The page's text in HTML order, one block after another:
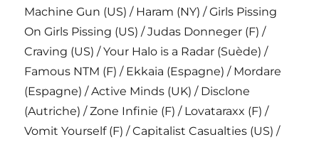
Machine Gun (US) / Haram (NY) / Girls Pissing
On Girls Pissing (US) / Judas Donneger (F) /
Craving (US) / Your Halo is a Radar (Suède) /
Famous NTM (F) / Ekkaia (Espagne) / Mordare
(Espagne) / Active Minds (UK) / Disclone
(Autriche) / Zone Infinie (F) / Lovataraxx (F) /
Vomit Yourself (F) / Capitalist Casualties (US) /